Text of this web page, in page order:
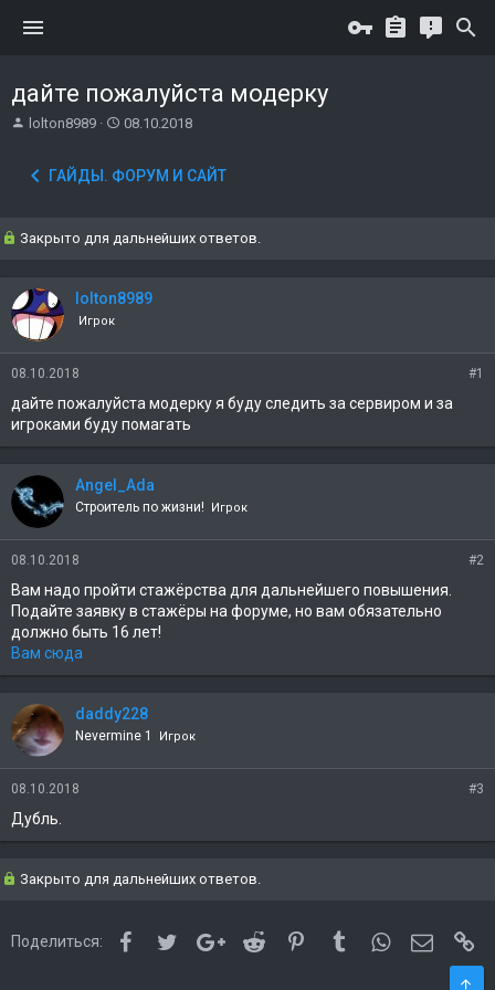
дайте пожалуйста модерку
А
о
е
lolton8989
Д
а
ч
а
08.10.2018
ГАЙДЫ. ФОРУМ И САЙТ
Закрыто для дальнейших ответов.
lolton8989
Игрок
08.10.2018 #1
дайте пожалуйста модерку я буду следить за сервиром и за
игроками буду помагать
Angel_Ada
Строитель по жизни! Игрок
08.10.2018 #2
Вам надо пройти стажёрства для дальнейшего повышения.
Подайте заявку в стажёры на форуме, но вам обязательно
должно быть 16 лет!
Вам сюда
daddy228
Nevermine 1 Игрок
08.10.2018 #3
Дубль.
Закрыто для дальнейших ответов.
Поделиться: FacebookTwitterGoogle+Reddit PinterestTumblrWhatsApp